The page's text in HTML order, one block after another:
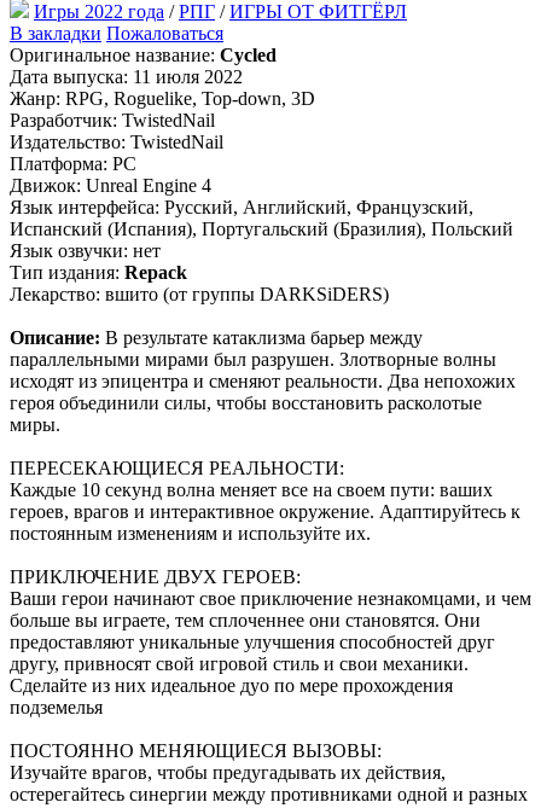
Игры 2022 года /РПГ /ИГРЫ ОТ ФИТГЁРЛ
В закладки Пожаловаться
Оригинальное название: Cycled
Дата выпуска: 11 июля 2022
Жанр: RPG, Roguelike, Top-down, 3D
Разработчик: TwistedNail
Издательство: TwistedNail
Платформа: PC
Движок: Unreal Engine 4
Язык интерфейса: Русский, Английский, Французский,
Испанский (Испания), Португальский (Бразилия), Польский
Язык озвучки: нет
Тип издания: Repack
Лекарство: вшито (от группы DARKSiDERS)
Описание: В результате катаклизма барьер между
параллельными мирами был разрушен. Злотворные волны
исходят из эпицентра и сменяют реальности. Два непохожих
героя объединили силы, чтобы восстановить расколотые
миры.
ПЕРЕСЕКАЮЩИЕСЯ РЕАЛЬНОСТИ:
Каждые 10 секунд волна меняет все на своем пути: ваших
героев, врагов и интерактивное окружение. Адаптируйтесь к
постоянным изменениям и используйте их.
ПРИКЛЮЧЕНИЕ ДВУХ ГЕРОЕВ:
Ваши герои начинают свое приключение незнакомцами, и чем
больше вы играете, тем сплоченнее они становятся. Они
предоставляют уникальные улучшения способностей друг
другу, привносят свой игровой стиль и свои механики.
Сделайте из них идеальное дуо по мере прохождения
подземелья
ПОСТОЯННО МЕНЯЮЩИЕСЯ ВЫЗОВЫ:
Изучайте врагов, чтобы предугадывать их действия,
остерегайтесь синергии между противниками одной и разных